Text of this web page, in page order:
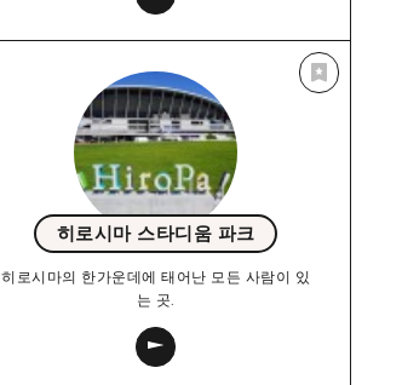
히로시마 스타디움 파크
히로시마의 한가운데에 태어난 모든 사람이 있
는 곳.